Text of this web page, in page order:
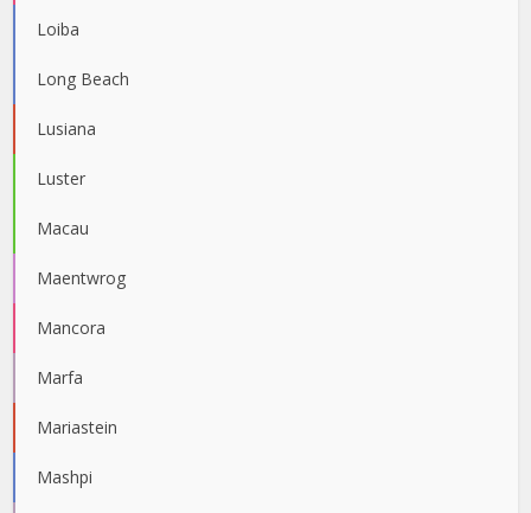
Loiba
Long Beach
Lusiana
Luster
Macau
Maentwrog
Mancora
Marfa
Mariastein
Mashpi